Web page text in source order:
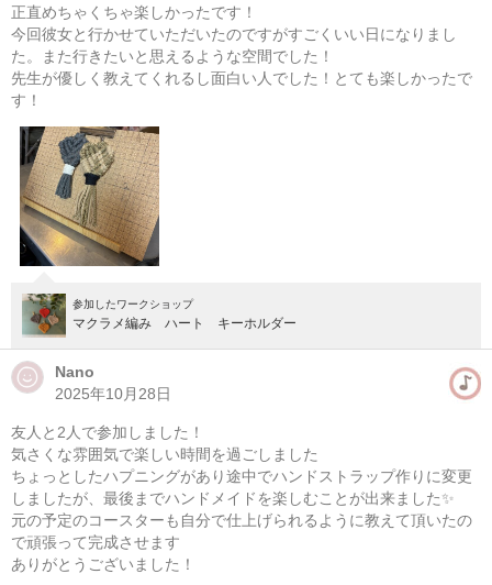
マクラメ編みハンギングプランター(初心者）
08/11(火・祝) 10:00-13:00
東京 （東横線）学芸大学駅から徒歩14分
08/11(火・祝) 11:00-14:00
東京 （東横線）学芸大学駅から徒歩14分
正直めちゃくちゃ楽しかったです！
今回彼女と行かせていただいたのですがすごくいい日になりまし
た。また行きたいと思えるような空間でした！
先生が優しく教えてくれるし面白い人でした！とても楽しかったで
す！
参加したワークショップ
マクラメ編み ハート キーホルダー
Nano
2025年10月28日
友人と2人で参加しました！
気さくな雰囲気で楽しい時間を過ごしました
ちょっとしたハプニングがあり途中でハンドストラップ作りに変更
しましたが、最後までハンドメイドを楽しむことが出来ました✨
元の予定のコースターも自分で仕上げられるように教えて頂いたの
で頑張って完成させます
ありがとうございました！